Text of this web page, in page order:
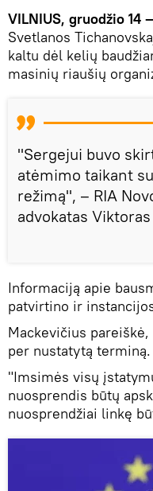
VILNIUS, gruodžio 14
Svetlanos
kaltu dėl kelių
masinių riaušių
"Sergejui buvo
atėmimo taikant
režimą", – RIA
advokatas
Informaciją apie
patvirtino ir
Mackevičius
per nustatytą terminą.
"Imsimės visų
nuosprendis būtų
nuosprendžiai linkę